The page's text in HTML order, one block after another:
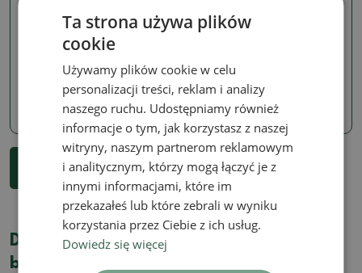
Zantoxylum piperitum -
1577-PB26-2744
1032.40 zł
Pokój bonsai - Podocarpus
SKU:1577-PB26-2741
159.01 zł
Pokaż więcej 18 produkty
Dlaczego warto kupić u nas domowe
bonsai?
Ta strona używa plików
cookie
Używamy plików cookie w celu
personalizacji treści, reklam i analizy
naszego ruchu. Udostępniamy również
informacje o tym, jak korzystasz z naszej
witryny, naszym partnerom reklamowym
i analitycznym, którzy mogą łączyć je z
innymi informacjami, które im
przekazałeś lub które zebrali w wyniku
korzystania przez Ciebie z ich usług.
Dowiedz się więcej